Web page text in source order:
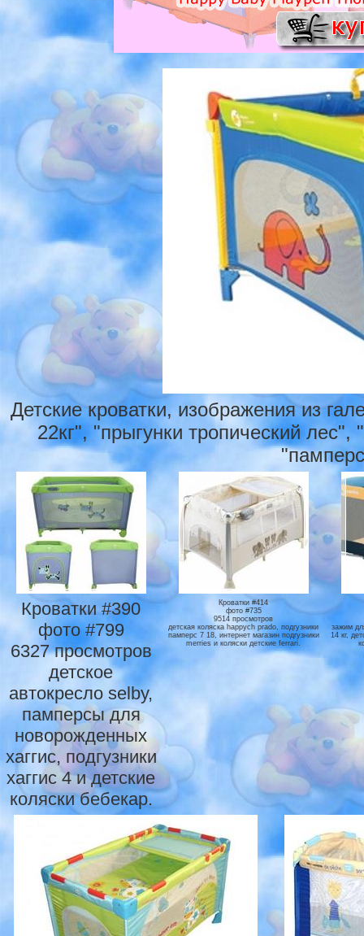
Детские кроватки, изображения из
22кг", "прыгунки тропический
Кроватки #390
фото #799
6327 просмотров
детское
автокресло selby,
памперсы для
новорожденных
хаггис, подгузники
хаггис 4 и детские
коляски бебекар.
Кроватки #414
фото #735
9514 просмотров
детская коляска happych prado, подгузники
памперс 7 18, интернет магазин подгузники
merries и коляски детские ferrari.
зажим
14 кг,